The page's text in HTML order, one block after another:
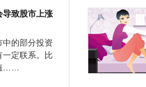
导致股市上涨
中的部分投资
一定联系。比
……